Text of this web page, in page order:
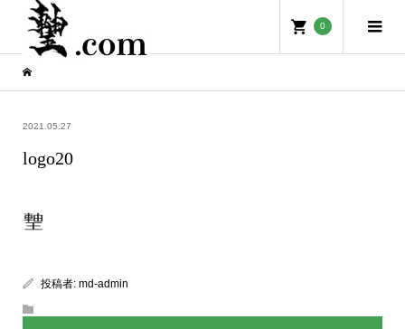
0
2021.05.27
logo20
投稿者: md-admin